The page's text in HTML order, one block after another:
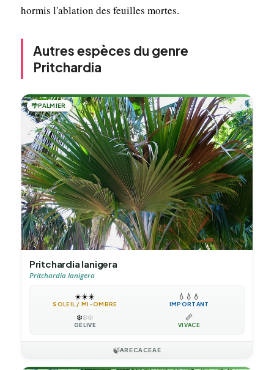
hormis l'ablation des feuilles mortes.
Autres espèces du genre
Pritchardia
🌴PALMIER
Pritchardia lanigera
Pritchardia lanigera
☀️☀️☀️
SOLEIL / MI-OMBRE
💧 💧 💧
IMPORTANT
❄️❄️❄️
GÉLIVE
📏
VIVACE
🍃ARECACEAE